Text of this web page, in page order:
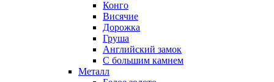
Конго
Висячие
Дорожка
Груша
Английский замок
С большим камнем
Металл